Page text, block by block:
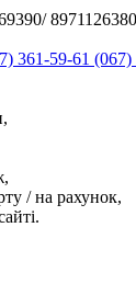
361-59-61 (067)
/ на рахунок,